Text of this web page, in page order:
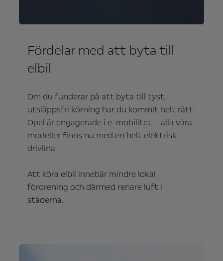
Fördelar med att byta till
elbil
Om du funderar på att byta till tyst,
utsläppsfri körning har du kommit helt rätt.
Opel är engagerade i e-mobilitet – alla våra
modeller finns nu med en helt elektrisk
drivlina.
Att köra elbil innebär mindre lokal
förorening och därmed renare luft i
städerna.